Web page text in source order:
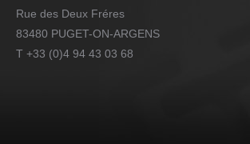
Rue des Deux Fréres
83480 PUGET-ON-ARGENS
T +33 (0)4 94 43 03 68